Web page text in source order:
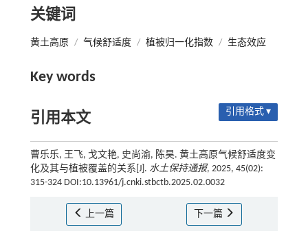
关键词
黄土高原 / 气候舒适度 / 植被归一化指数 / 生态效应
Key words
引用本文 引用格式 ▾
曹乐乐, 王飞, 戈文艳, 史尚渝, 陈昊. 黄土高原气候舒适度变
化及其与植被覆盖的关系[J]. 水土保持通报, 2025, 45(02):
315-324 DOI:10.13961/j.cnki.stbctb.2025.02.0032
上一篇 下一篇